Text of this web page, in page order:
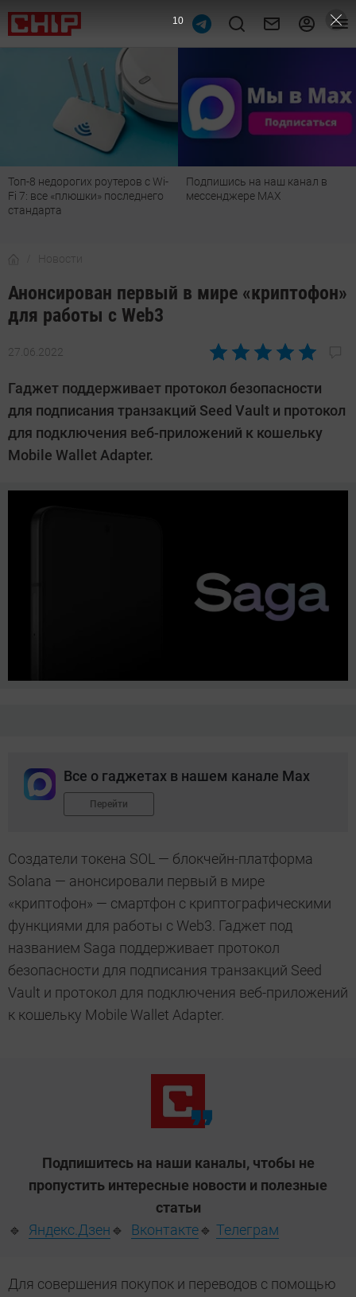
Топ-8 недорогих роутеров с Wi-
Fi 7: все «плюшки» последнего
стандарта
Подпишись на наш канал в
мессенджере МАХ
Новости
Анонсирован первый в мире «криптофон»
для работы с Web3
27.06.2022
Автор:
Кошик
Гаджет поддерживает протокол безопасности
для подписания транзакций Seed Vault и протокол
для подключения веб-приложений к кошельку
Mobile Wallet Adapter.
Все о гаджетах в нашем канале Max
Перейти
Создатели токена SOL — блокчейн-платформа
Solana — анонсировали первый в мире
«криптофон» — смартфон с криптографическими
функциями для работы с Web3. Гаджет под
названием Saga поддерживает протокол
безопасности для подписания транзакций Seed
Vault и протокол для подключения веб-приложений
к кошельку Mobile Wallet Adapter.
Подпишитесь на наши каналы, чтобы не
пропустить интересные новости и полезные
статьи
🔹 Яндекс.Дзен 🔹 Вконтакте🔹 Телеграм
Для совершения покупок и переводов с помощью
9